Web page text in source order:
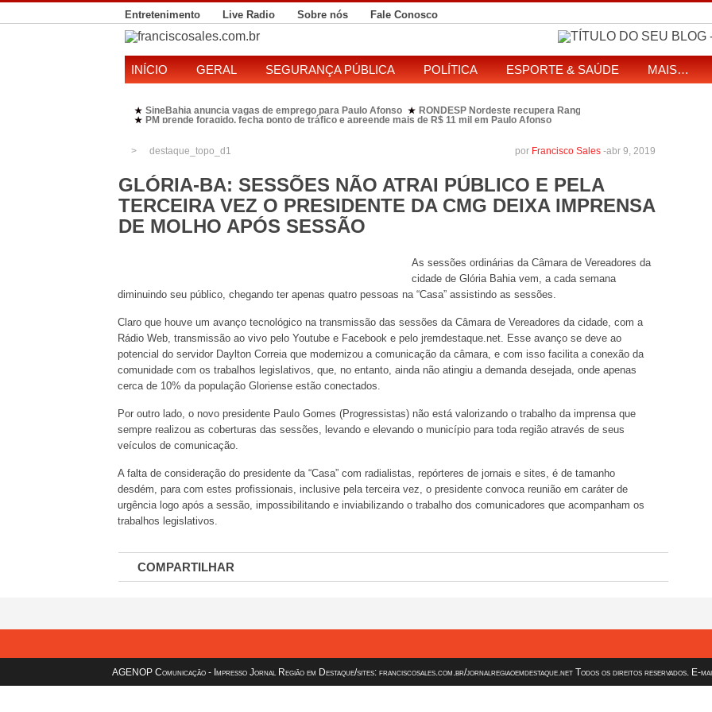
Entretenimento Live Radio Sobre nós Fale Conosco
INÍCIO GERAL SEGURANÇA PÚBLICA POLÍTICA ESPORTE & SAÚDE MAIS…
★ SineBahia anuncia vagas de emprego para Paulo Afonso ★ RONDESP Nordeste recupera Range Rover com restrição por
★ PM prende foragido, fecha ponto de tráfico e apreende mais de R$ 11 mil em Paulo Afonso
destaque_topo_d1 abr 9, 2019
por Francisco Sales -
GLÓRIA-BA: SESSÕES NÃO ATRAI PÚBLICO E PELA
TERCEIRA VEZ O PRESIDENTE DA CMG DEIXA IMPRENSA
DE MOLHO APÓS SESSÃO
As sessões ordinárias da Câmara de Vereadores da
cidade de Glória Bahia vem, a cada semana
diminuindo seu público, chegando ter apenas quatro pessoas na “Casa” assistindo as sessões.
Claro que houve um avanço tecnológico na transmissão das sessões da Câmara de Vereadores da cidade, com a
Rádio Web, transmissão ao vivo pelo Youtube e Facebook e pelo jremdestaque.net. Esse avanço se deve ao
potencial do servidor Daylton Correia que modernizou a comunicação da câmara, e com isso facilita a conexão da
comunidade com os trabalhos legislativos, que, no entanto, ainda não atingiu a demanda desejada, onde apenas
cerca de 10% da população Gloriense estão conectados.
Por outro lado, o novo presidente Paulo Gomes (Progressistas) não está valorizando o trabalho da imprensa que
sempre realizou as coberturas das sessões, levando e elevando o município para toda região através de seus
veículos de comunicação.
A falta de consideração do presidente da “Casa” com radialistas, repórteres de jornais e sites, é de tamanho
desdém, para com estes profissionais, inclusive pela terceira vez, o presidente convoca reunião em caráter de
urgência logo após a sessão, impossibilitando e inviabilizando o trabalho dos comunicadores que acompanham os
trabalhos legislativos.
COMPARTILHAR
AGENOP Comunicação - Impresso Jornal Região em Destaque/sites: franciscosales.com.br/jornalregiaoemdestaque.net Todos os direitos reservados. E-